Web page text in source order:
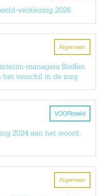
verkiezing 2026
Algemeen
managers Steffen
verschil in de zorg
VOORbeeld
2024 aan het woord:
Algemeen